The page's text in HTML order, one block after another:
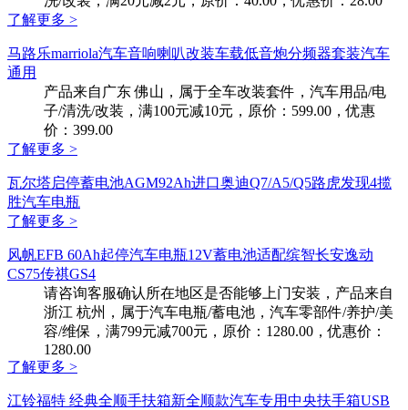
了解更多 >
马路乐marriola汽车音响喇叭改装车载低音炮分频器套装汽车
通用
产品来自广东 佛山，属于全车改装套件，汽车用品/电
子/清洗/改装，满100元减10元，原价：599.00，优惠
价：399.00
了解更多 >
瓦尔塔启停蓄电池AGM92Ah进口奥迪Q7/A5/Q5路虎发现4揽
胜汽车电瓶
了解更多 >
风帆EFB 60Ah起停汽车电瓶12V蓄电池适配缤智长安逸动
CS75传祺GS4
请咨询客服确认所在地区是否能够上门安装，产品来自
浙江 杭州，属于汽车电瓶/蓄电池，汽车零部件/养护/美
容/维保，满799元减700元，原价：1280.00，优惠价：
1280.00
了解更多 >
江铃福特 经典全顺手扶箱新全顺款汽车专用中央扶手箱USB